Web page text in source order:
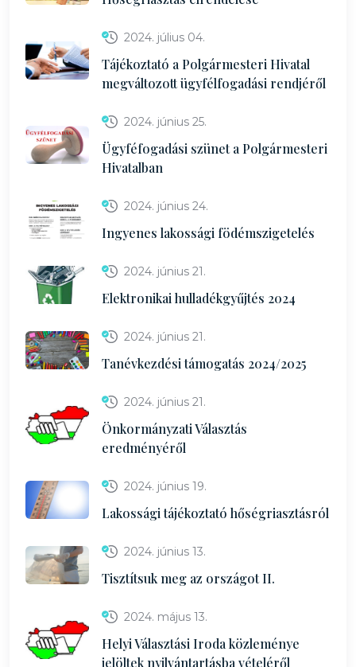
2024. július 04.
Tájékoztató a Polgármesteri Hivatal
megváltozott ügyfélfogadási rendjéről
2024. június 25.
Ügyféfogadási szünet a Polgármesteri
Hivatalban
2024. június 24.
Ingyenes lakossági födémszigetelés
2024. június 21.
Elektronikai hulladékgyűjtés 2024
2024. június 21.
Tanévkezdési támogatás 2024/2025
2024. június 21.
Önkormányzati Választás
eredményéről
2024. június 19.
Lakossági tájékoztató hőségriasztásról
2024. június 13.
Tisztítsuk meg az országot II.
2024. május 13.
Helyi Választási Iroda közleménye
jelöltek nyilvántartásba vételéről